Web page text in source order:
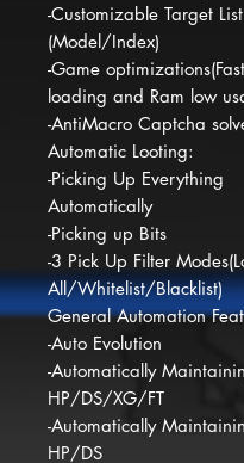
-Customizable Target List
(Model/Index)
-Game
loading and Ram low
-AntiMacro Captcha
Automatic Looting:
-Picking Up Everything
Automatically
-Picking up Bits
-3 Pick Up Filter
All/Whitelist/Blacklist)
General Automation
-Auto Evolution
-Automatically
HP/DS/XG/FT
-Automatically
HP/DS